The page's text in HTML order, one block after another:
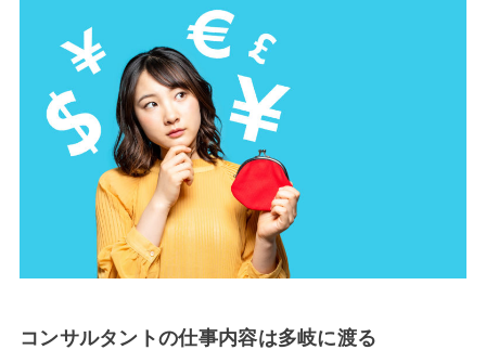
コンサルタントの仕事内容は多岐に渡る